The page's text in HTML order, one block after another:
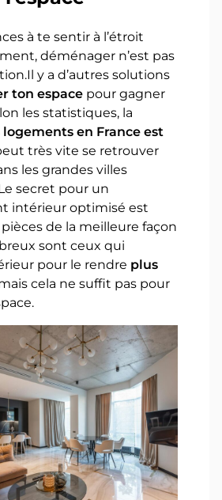
à te sentir à l’étroit
déménager n’est pas
y a d’autres solutions
ton espace pour gagner
les statistiques, la
en France est
très vite se retrouver
les grandes villes
secret pour un
intérieur optimisé est
de la meilleure façon
sont ceux qui
pour le rendre plus
cela ne suffit pas pour